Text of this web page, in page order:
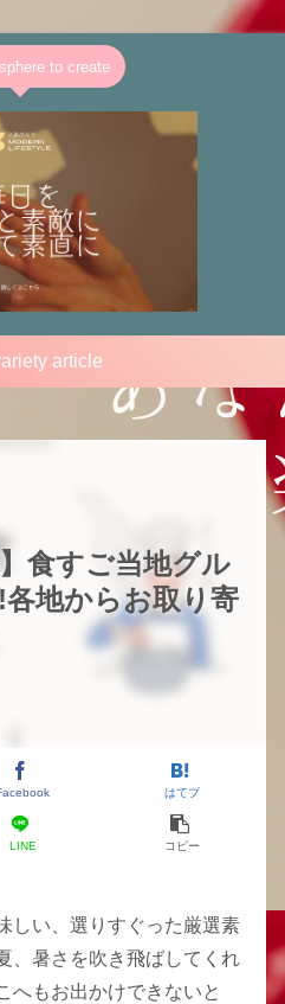
to create
article
食すご当地グル
地からお取り寄
はてブ
LINE コピー
しい、選りすぐった厳選素
、暑さを吹き飛ばしてくれ
へもお出かけできないと